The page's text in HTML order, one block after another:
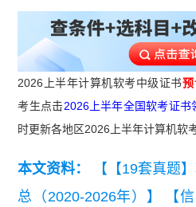
2026上半年计算机软考中级证书
考生点击2026上半年全国软考证书
时更新各地区2026上半年计算机软
本文资料：
【【19套真题
总（2020-2026年）】
【